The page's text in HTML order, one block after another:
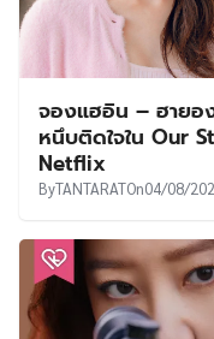
จองแฮอิน – ฮายอ
หนึบติดใจใน Our
Netflix
ByTANTARATOn04/08/